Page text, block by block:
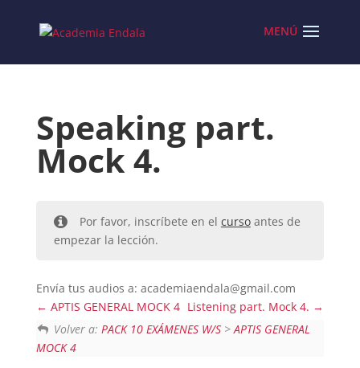
content
Speaking part.
Mock 4.
Por favor, inscríbete en el cursoantes de
empezar la lección.
Envía tus audios a: academiaendala@gmail.com
APTIS GENERAL MOCK 4 Listening part. Mock 4.
Volver a: PACK 10 EXÁMENES W/S >APTIS GENERAL
MOCK 4